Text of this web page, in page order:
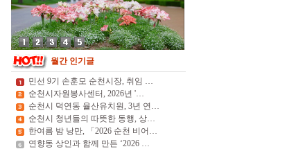
월간 인기글
민선 9기 손훈모 순천시장, 취임 …
순천시자원봉사센터, 2026년 '…
순천시 덕연동 율산유치원, 3년 연…
순천시 청년들의 따뜻한 동행, 상…
한여름 밤 낭만, 「2026 순천 비어…
연향동 상인과 함께 만든 ‘2026 …